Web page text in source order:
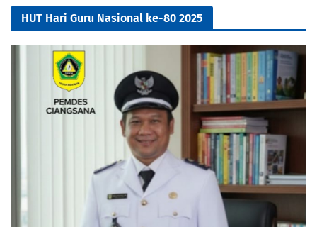
HUT Hari Guru Nasional ke-80 2025